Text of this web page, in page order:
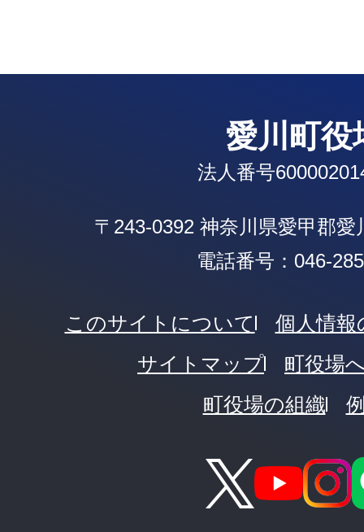
愛川町役
法人番号
〒243-0392 神奈川県愛甲郡愛
電話番号：046-
このサイトについて
個人情
サイトマップ
町役場
町役場の組織